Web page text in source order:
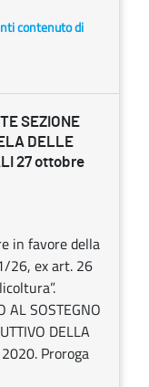
contenuto di
SEZIONE
DELLE
27 ottobre
in favore della
26, ex art. 26
AL SOSTEGNO
DELLA
2020. Proroga